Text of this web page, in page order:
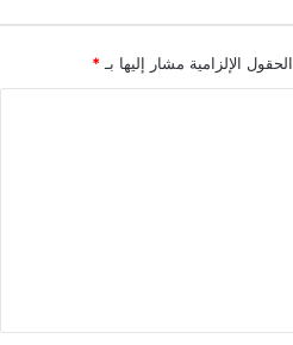
الحقول الإلزامية مشار إليها بـ *